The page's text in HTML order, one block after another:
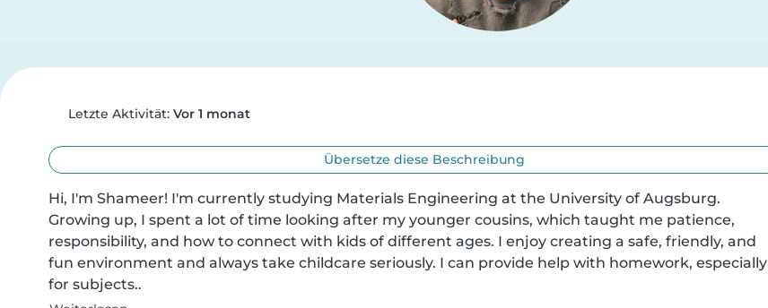
Letzte Aktivität: Vor 1 monat
Übersetze diese Beschreibung
Hi, I'm Shameer! I'm currently studying Materials Engineering at the University of Augsburg.
Growing up, I spent a lot of time looking after my younger cousins, which taught me patience,
responsibility, and how to connect with kids of different ages. I enjoy creating a safe, friendly, and
fun environment and always take childcare seriously. I can provide help with homework, especially
for subjects..